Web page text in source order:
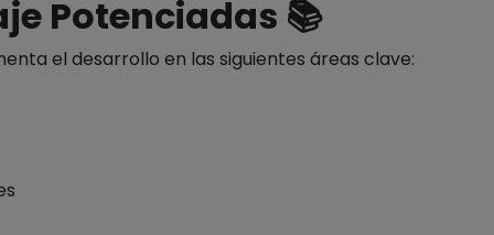
Potenciadas 📚
el desarrollo en las siguientes áreas clave: